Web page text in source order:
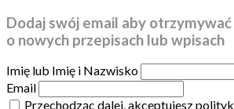
Dodaj swój email aby
o nowych przepisach lub wpisach
Imię lub Imię i Nazwisko
Email
Przechodząc dalej, akceptujesz